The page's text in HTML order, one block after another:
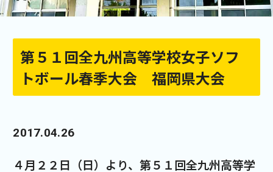
第５１回全九州高等学校女子ソフ
トボール春季大会 福岡県大会
2017.04.26
４月２２日（日）より、第５１回全九州高等学